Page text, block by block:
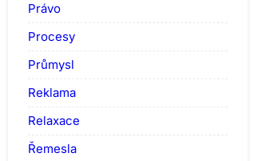
Právo
Procesy
Průmysl
Reklama
Relaxace
Řemesla